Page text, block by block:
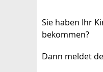
Sie haben Ihr
bekommen?
Dann meldet